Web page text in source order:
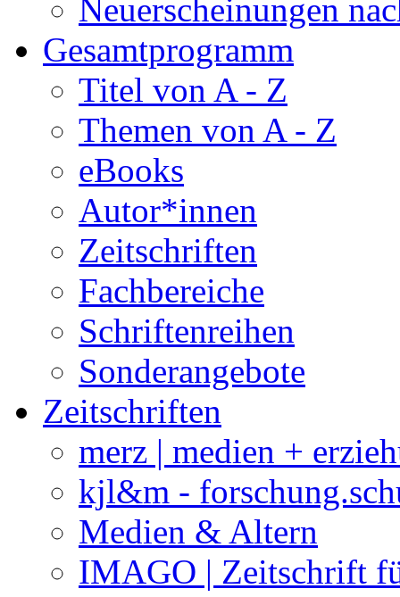
Neuerscheinungen
Gesamtprogramm
Titel von A - Z
Themen von A - Z
eBooks
Autor*innen
Zeitschriften
Fachbereiche
Schriftenreihen
Sonderangebote
Zeitschriften
merz | medien +
kjl&m -
Medien & Altern
IMAGO | Zeitschrift